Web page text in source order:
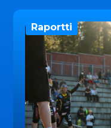
Raportti